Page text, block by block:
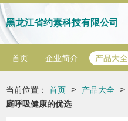
黑龙江省约素科技有限公司
首页 企业简介 产品大全
当前位置： 首页 > 产品大全 >
庭呼吸健康的优选